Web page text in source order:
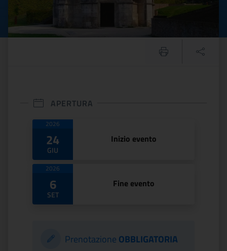
APERTURA
Date di apertura
2026
24
GIU
Inizio evento
2026
6
SET
Fine evento
Prenotazione OBBLIGATORIA